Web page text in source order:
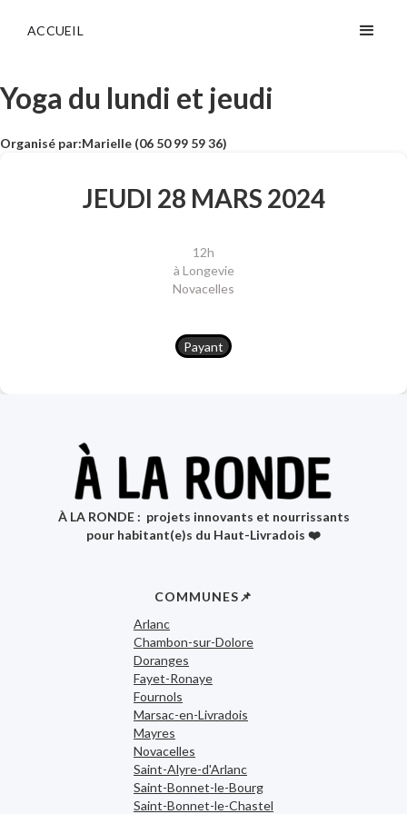
ACCUEIL
Yoga du lundi et jeudi
Organisé par:Marielle (06 50 99 59 36)
JEUDI 28 MARS 2024
12h
à Longevie
Novacelles
Payant
COMMUNES📌
Arlanc
Chambon-sur-Dolore
Doranges
Fayet-Ronaye
Fournols
Marsac-en-Livradois
Mayres
Novacelles
Saint-Alyre-d'Arlanc
Saint-Bonnet-le-Bourg
Saint-Bonnet-le-Chastel
À LA RONDE : projets innovants et nourrissants
pour habitant(e)s du Haut-Livradois ❤️